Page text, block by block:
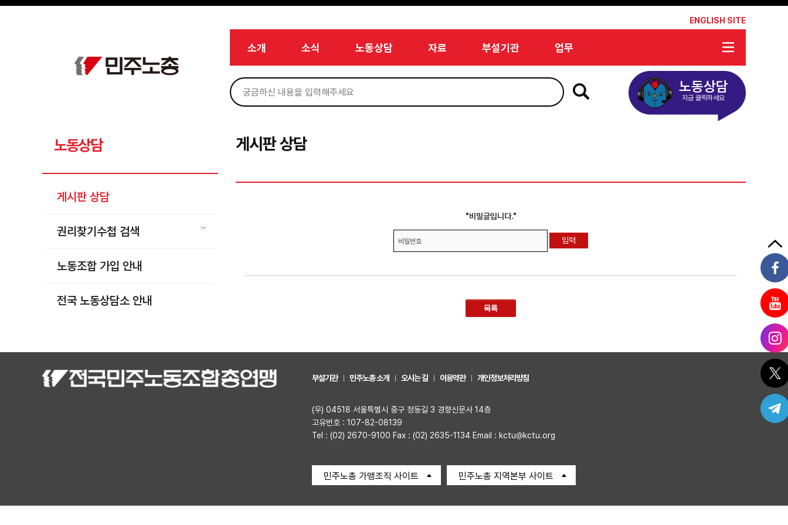
메뉴 건너뛰기
ENGLISH SITE
소개 소식 노동상담 자료 부설기관 업무
노동상담
지금 클릭하세요
노동상담
게시판 상담
권리찾기수첩 검색
노동조합 가입 안내
전국 노동상담소 안내
게시판 상담
"비밀글입니다."
비밀번호
목록
부설기관 민주노총 소개 오시는 길 이용약관 개인정보처리방침
(우) 04518 서울특별시 중구 정동길 3 경향신문사 14층
고유번호 : 107-82-08139
Tel : (02) 2670-9100 Fax : (02) 2635-1134 Email : kctu@kctu.org
민주노총 가맹조직 사이트 민주노총 지역본부 사이트
권리찾기수첩 검색
찾아보기
노동조합 가입 안내
Sketchbook5, 스케치북5
Sketchbook5, 스케치북5